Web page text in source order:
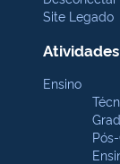
Site Legado
Atividades
Ensino